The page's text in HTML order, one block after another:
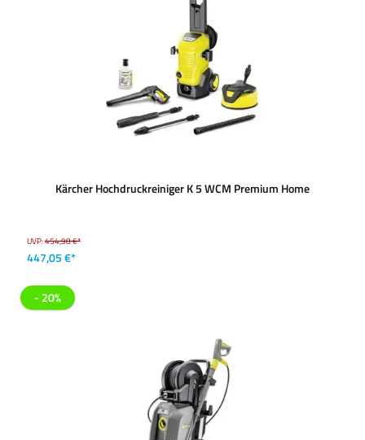
Kärcher Hochdruckreiniger K 5 WCM Premium Home
UVP:454,98 €*
447,05 €*
- 20%